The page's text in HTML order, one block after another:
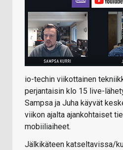
io-techin viikottainen
perjantaisin klo 15 live-
Sampsa ja Juha käyvät
viikon ajalta ajankohtaiset
mobiiliaiheet.
Jälkikäteen katseltavissa/